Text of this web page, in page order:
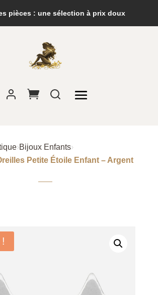
pièces : une sélection à prix doux
›Bijoux Enfants›
Petite Étoile Enfant – Argent